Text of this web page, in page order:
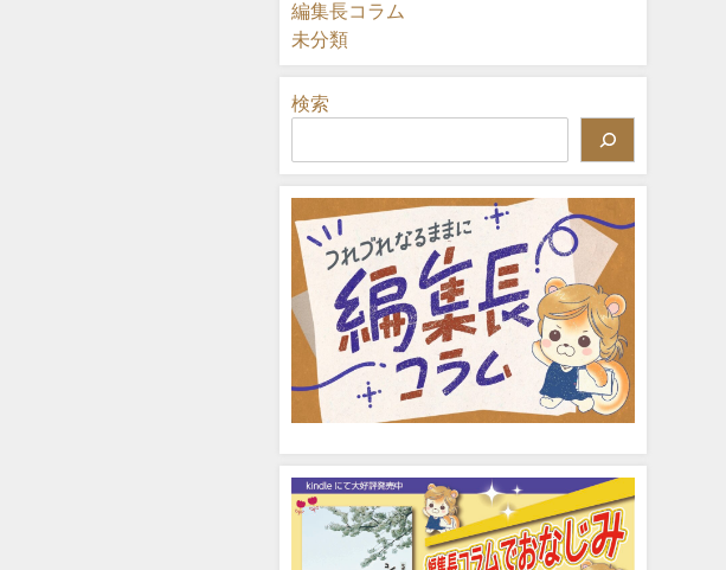
編集長コラム
未分類
検索